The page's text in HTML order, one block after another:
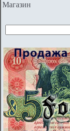
Магазин